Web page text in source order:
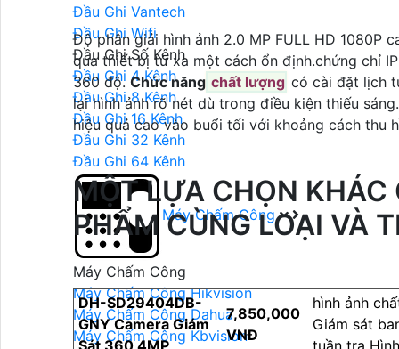
Đầu Ghi Vantech
Đầu Ghi Wifi
Đầu Ghi Số Kênh
Đầu Ghi 4 Kênh
Đầu Ghi 8 Kênh
Đầu Ghi 16 Kênh
Đầu Ghi 32 Kênh
Đầu Ghi 64 Kênh
Máy Chấm Công
Máy Chấm Công
Máy Chấm Công Hikvision
Máy Chấm Công Dahua
Máy Chấm Công Kbvision
Độ phân giải hình ảnh 2.0 MP FULL HD 1080P
qua thiết bị từ xa một cách ổn định.chứng chỉ
360 độ. Chức năng chất lượng có cài đặt lịch
lại hình ảnh rõ nét dù trong điều kiện thiếu
hiệu quả cao vào buổi tối với khoảng cách thu
MỘT LỰA CHỌN KHÁC
PHẨM CÙNG LOẠI VÀ
DH-SD29404DB-
GNY Camera Giám
7,850,000
VNĐ
hình ảnh
Giám sát